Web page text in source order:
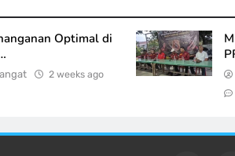
Optimal di
2 weeks ago